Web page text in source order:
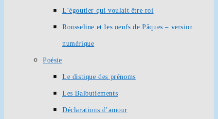
L’égoutier qui voulait être roi
Rousseline et les oeufs de Pâques – version
numérique
Poésie
Le distique des prénoms
Les Balbutiements
Déclarations d’amour